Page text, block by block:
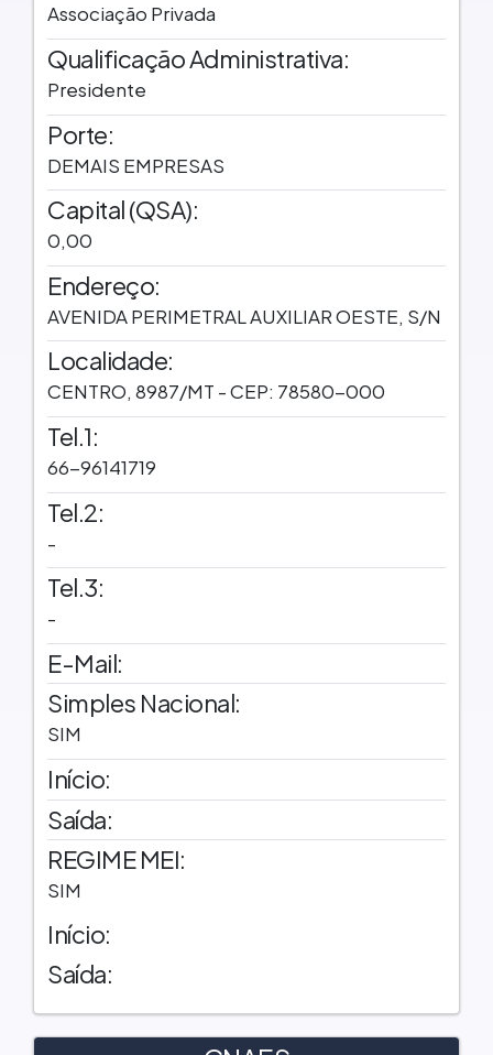
Associação Privada
Qualificação Administrativa:
Presidente
Porte:
DEMAIS EMPRESAS
Capital (QSA):
0,00
Endereço:
AVENIDA PERIMETRAL AUXILIAR OESTE, S/N
Localidade:
CENTRO, 8987/MT - CEP: 78580-000
Tel.1:
66-96141719
Tel.2:
-
Tel.3:
-
E-Mail:
Simples Nacional:
SIM
Início:
Saída:
REGIME MEI:
SIM
Início:
Saída: